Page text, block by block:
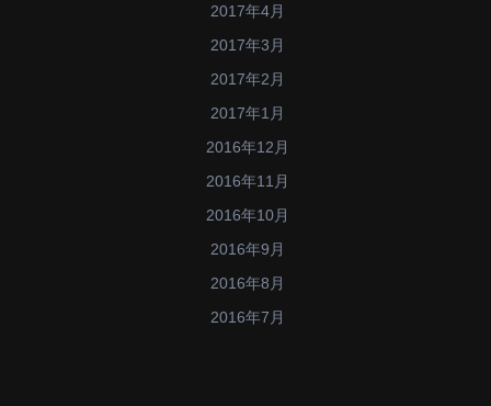
2017年4月
2017年3月
2017年2月
2017年1月
2016年12月
2016年11月
2016年10月
2016年9月
2016年8月
2016年7月